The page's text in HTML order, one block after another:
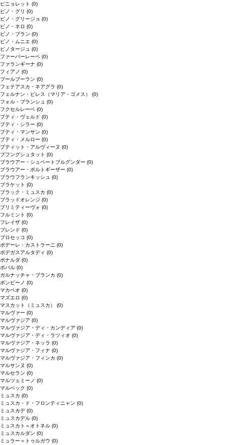
ピニョレット (0)
ピノ・グリ (0)
ピノ・グリージョ (0)
ピノ・ネロ (0)
ピノ・ブラン (0)
ピノ・ムニエ (0)
ピノタージュ (0)
ファーバーレーベ (0)
ファランギーナ (0)
フィアノ (0)
ブールブーラン (0)
フェテアスカ・ネアグラ (0)
フェルナン・ピレス（マリア・ゴメス） (0)
フォル・ブランシュ (0)
フクセルレーベ (0)
プティ・ヴェルド (0)
プティ・シラー (0)
プティ・マンサン (0)
プティ・メルロー (0)
プティット・アルヴィーヌ (0)
プフングシュタット (0)
ブラウアー・シュペートブルグンダー (0)
ブラウアー・ポルトギーザー (0)
ブラウフランキッシュ (0)
ブラケット (0)
ブラック・ミュスカ (0)
ブラッドオレンジ (0)
プリミティーヴォ (0)
フルミント (0)
フレイザ (0)
ブレンド (0)
プロセッコ (0)
ポデーレ・カストラーニ (0)
ボデガスアルタディ (0)
ボナルダ (0)
ボバル (0)
ガルナッチャ・ブランカ (0)
ボンビーノ (0)
マカベオ (0)
マズエロ (0)
マスカット（ミュスカ） (0)
マルヴァー (0)
マルヴァジア (0)
マルヴァジア・ディ・カンディア (0)
マルヴァジア・ディ・ラツィオ (0)
マルヴァジア・ネッラ (0)
マルヴァジア・フィナ (0)
マルヴァジア・フィンカ (0)
マルサンヌ (0)
マルセラン (0)
マルツェミーノ (0)
マルベック (0)
ミュスカ (0)
ミュスカ・ド・フロンティニャン (0)
ミュスカデ(0)
ミュスカデル (0)
ミュスカト＝オトネル (0)
ミュスカルダン (0)
ミュラー＝トゥルガウ (0)